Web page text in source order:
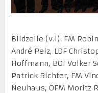
Bildzeile (v.l): FM
André Pelz, LDF
Hoffmann, BOI Volker
Patrick Richter, FM
Neuhaus, OFM Moritz